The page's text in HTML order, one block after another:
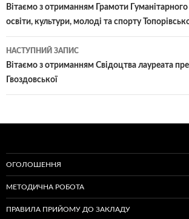
по
записам
Вітаємо з отриманням Грамоти Гуманітарного
освіти, культури, молоді та спорту
НАСТУПНИЙ ЗАПИС
Вітаємо з отриманням Свідоцтва лауреата
Гвоздовської
ОГОЛОШЕННЯ
МЕТОДИЧНА РОБОТА
ПРАВИЛА ПРИЙОМУ ДО ЗАКЛАДУ